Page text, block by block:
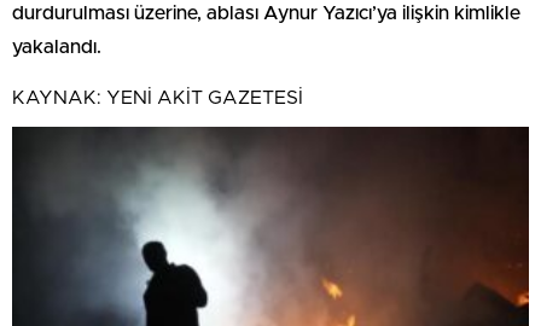
durdurulması üzerine, ablası Aynur Yazıcı’ya ilişkin kimlikle
yakalandı.
KAYNAK: YENİ AKİT GAZETESİ